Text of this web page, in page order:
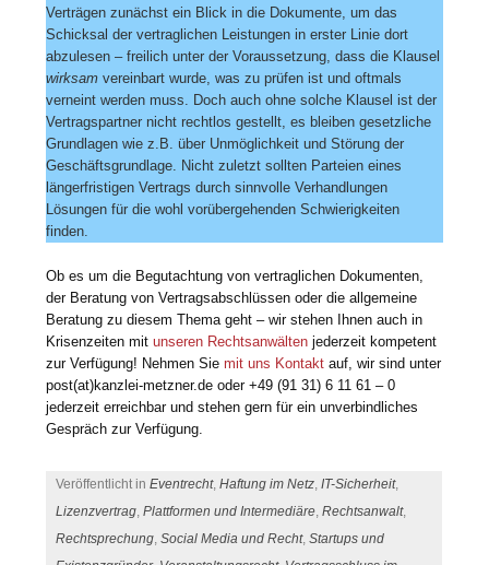
Verträgen zunächst ein Blick in die Dokumente, um das
Schicksal der vertraglichen Leistungen in erster Linie dort
abzulesen – freilich unter der Voraussetzung, dass die Klausel
wirksam vereinbart wurde, was zu prüfen ist und oftmals
verneint werden muss. Doch auch ohne solche Klausel ist der
Vertragspartner nicht rechtlos gestellt, es bleiben gesetzliche
Grundlagen wie z.B. über Unmöglichkeit und Störung der
Geschäftsgrundlage. Nicht zuletzt sollten Parteien eines
längerfristigen Vertrags durch sinnvolle Verhandlungen
Lösungen für die wohl vorübergehenden Schwierigkeiten
finden.
Ob es um die Begutachtung von vertraglichen Dokumenten,
der Beratung von Vertragsabschlüssen oder die allgemeine
Beratung zu diesem Thema geht – wir stehen Ihnen auch in
Krisenzeiten mitunseren Rechtsanwältenjederzeit kompetent
zur Verfügung! Nehmen Siemit uns Kontaktauf, wir sind unter
post(at)kanzlei-metzner.de oder +49 (91 31) 6 11 61 – 0
jederzeit erreichbar und stehen gern für ein unverbindliches
Gespräch zur Verfügung.
Veröffentlicht inEventrecht,Haftung im Netz,IT-Sicherheit,
Lizenzvertrag,Plattformen und Intermediäre,Rechtsanwalt,
Rechtsprechung,Social Media und Recht,Startups und